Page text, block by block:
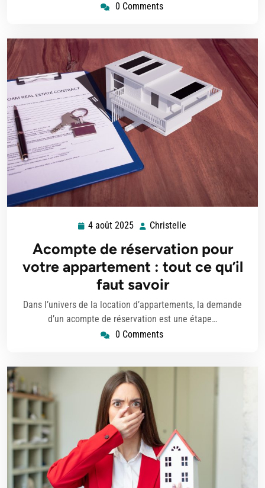
0 Comments
4 août 2025
2025
Christelle
Acompte de réservation pour
votre appartement : tout ce qu’il
faut savoir
Dans l’univers de la location d’appartements, la demande
d’un acompte de réservation est une étape…
0 Comments